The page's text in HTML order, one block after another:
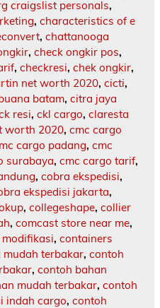
craigslist personals,
, characteristics of e
, chattanooga
, check ongkir pos,
, checkresi, chek ongkir,
net worth 2020, cicti,
batam, citra jaya
resi, ckl cargo, claresta
worth 2020, cmc cargo
cargo padang, cmc
surabaya, cmc cargo tarif,
, cobra ekspedisi,
ekspedisi jakarta,
, collegeshape, collier
, comcast store near me,
, containers
terbakar, contoh
, contoh bahan
mudah terbakar, contoh
indah cargo, contoh